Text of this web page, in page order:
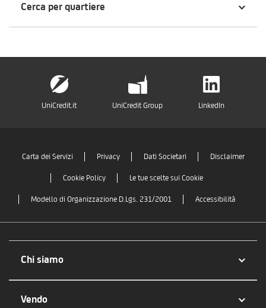
Cerca per quartiere
UniCredit.it UniCredit Group LinkedIn
Carta dei Servizi Privacy Dati Societari Disclaimer
Cookie Policy Le tue scelte sui Cookie
Modello di Organizzazione D.Lgs. 231/2001 Accessibilità
Chi siamo
Vendo